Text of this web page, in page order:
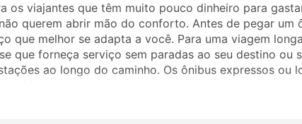
os viajantes que têm muito pouco dinheiro para
querem abrir mão do conforto. Antes de pegar um
que melhor se adapta a você. Para uma viagem
que forneça serviço sem paradas ao seu destino ou
ao longo do caminho. Os ônibus expressos ou
Analise o cronograma antes de viajar, pois muitos